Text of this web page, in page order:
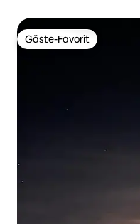
Gäste-Favorit
Gäste-Favorit